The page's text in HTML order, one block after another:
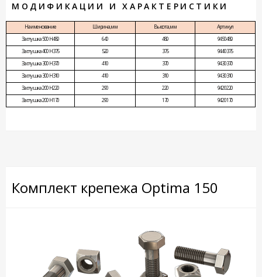
МОДИФИКАЦИИ И ХАРАКТЕРИСТИКИ
Наименование Ширина, мм Высота, мм
Артикул
Заглушка 500 Н480
640 480
9450480
Заглушка 400 Н375
520 375
9440375
Заглушка 300 Н370
410 370
9430370
Заглушка 300 Н310
410 310
9430310
Заглушка 200 Н220
290 220
9420220
Заглушка 200 Н170
290 170 9420170
Комплект крепежа Optima 150